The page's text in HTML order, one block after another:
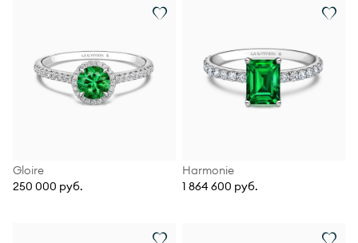
Gloire
250 000 руб.
Harmonie
1 864 600 руб.